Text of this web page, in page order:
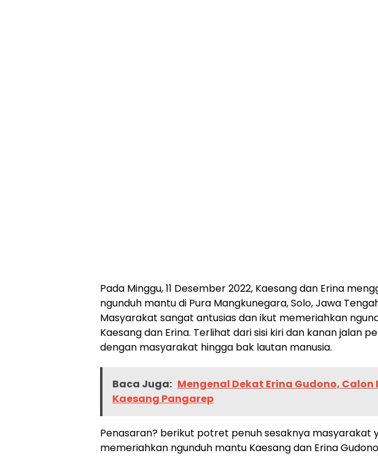
Pada Minggu, 11 Desember 2022, Kaesang dan Erina
ngunduh mantu di Pura Mangkunegara, Solo, Jawa
Masyarakat sangat antusias dan ikut memeriahkan
Kaesang dan Erina. Terlihat dari sisi kiri dan kanan jalan
dengan masyarakat hingga bak lautan manusia.
Baca Juga: Mengenal Dekat Erina Gudono, Calon
Kaesang Pangarep
Penasaran? berikut potret penuh sesaknya masyarakat
memeriahkan ngunduh mantu Kaesang dan Erina